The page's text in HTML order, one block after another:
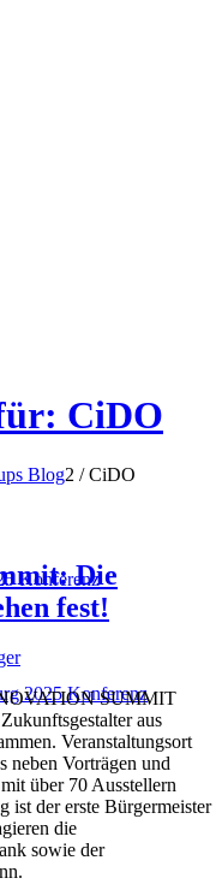
Konferenz
2025 Konferenz
CiDO
Blog2 / CiDO
Die
fest!
SUMMIT
aus
Veranstaltungsort
neben Vorträgen und
über 70 Ausstellern
ist der erste Bürgermeister
die
sowie der